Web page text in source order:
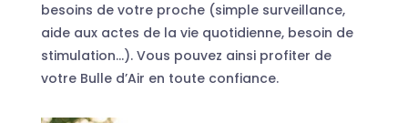
besoins de votre proche (simple surveillance,
aide aux actes de la vie quotidienne, besoin de
stimulation…). Vous pouvez ainsi profiter de
votre Bulle d’Air en toute confiance.